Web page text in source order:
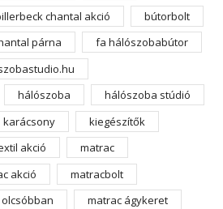
chantal akció
bútorbolt
párna
fa hálószobabútor
hálószoba
hálószoba stúdió
karácsony
kiegészítők
akció
matrac
akció
matracbolt
matrac ágykeret